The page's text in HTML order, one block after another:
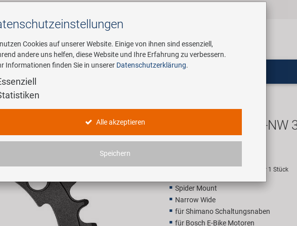
Suchen
NW 34T Kettenblatt
SAMOX PD-R4-A-
Unverbindliche Preisempfehlung für 1 Stück
Spider Mount
Narrow Wide
für Shimano Schaltungsnaben
für Bosch E-Bike Motoren
Cookies auf unserer Website. Einige von ihnen sind essenziell,
andere uns helfen, diese Website und Ihre Erfahrung zu verbessern.
Informationen finden Sie in unserer Datenschutzerklärung.
Alle akzeptieren
Speichern